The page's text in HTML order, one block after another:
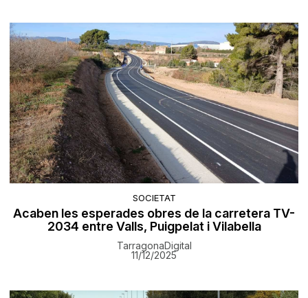
SOCIETAT
Acaben les esperades obres de la carretera TV-
2034 entre Valls, Puigpelat i Vilabella
TarragonaDigital
11/12/2025